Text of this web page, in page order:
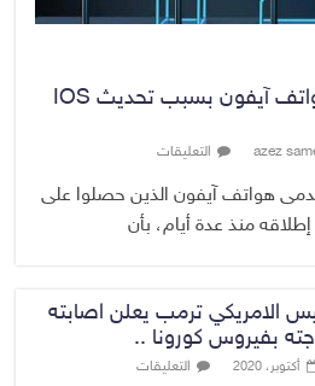
مشكلات خطيرة فى هواتف آيفون بسبب تحديث IOS
azez التعليقات
هواتف آيفون الذين حصلوا على
الامريكي ترمب يعلن اصابته
بفيروس كورونا ..
التعليقات